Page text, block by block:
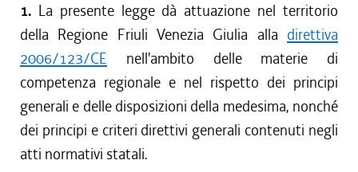
1. La presente legge dà attuazione nel territorio
della Regione Friuli Venezia Giulia alla direttiva
2006/123/CE nell'ambito delle materie di
competenza regionale e nel rispetto dei principi
generali e delle disposizioni della medesima, nonché
dei principi e criteri direttivi generali contenuti negli
atti normativi statali.